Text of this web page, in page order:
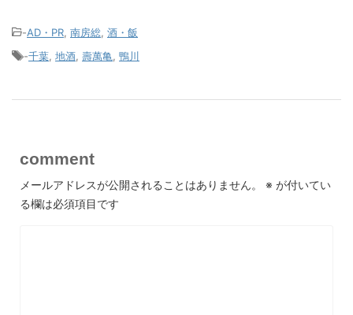
-AD・PR 南房総 酒・飯
-千葉 地酒 壽萬亀 鴨川
comment
メールアドレスが公開されることはありません。 ※ が付いてい
る欄は必須項目です